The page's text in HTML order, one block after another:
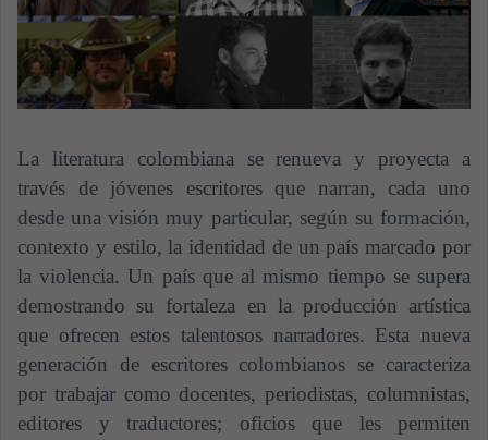
La literatura colombiana se renueva y proyecta a
través de jóvenes escritores que narran, cada uno
desde una visión muy particular, según su formación,
contexto y estilo, la identidad de un país marcado por
la violencia. Un país que al mismo tiempo se supera
demostrando su fortaleza en la producción artística
que ofrecen estos talentosos narradores. Esta nueva
generación de escritores colombianos se caracteriza
por trabajar como docentes, periodistas, columnistas,
editores y traductores; oficios que les permiten